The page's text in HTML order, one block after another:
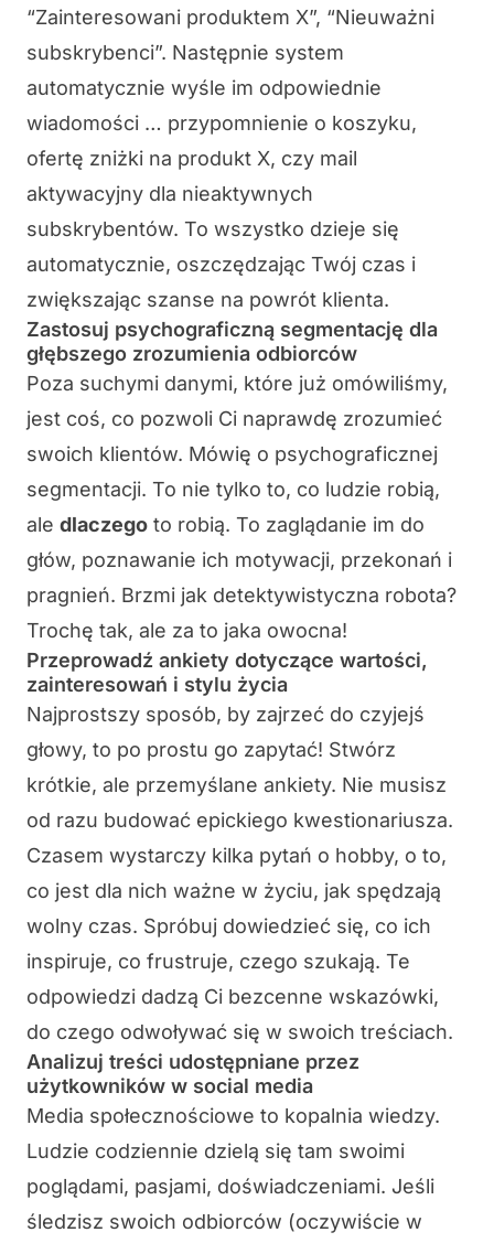
“Zainteresowani produktem X”, “Nieuważni
subskrybenci”. Następnie system
automatycznie wyśle im odpowiednie
wiadomości … przypomnienie o koszyku,
ofertę zniżki na produkt X, czy mail
aktywacyjny dla nieaktywnych
subskrybentów. To wszystko dzieje się
automatycznie, oszczędzając Twój czas i
zwiększając szanse na powrót klienta.
Zastosuj psychograficzną segmentację dla
głębszego zrozumienia odbiorców
Poza suchymi danymi, które już omówiliśmy,
jest coś, co pozwoli Ci naprawdę zrozumieć
swoich klientów. Mówię o psychograficznej
segmentacji. To nie tylko to, co ludzie robią,
ale dlaczego to robią. To zaglądanie im do
głów, poznawanie ich motywacji, przekonań i
pragnień. Brzmi jak detektywistyczna robota?
Trochę tak, ale za to jaka owocna!
Przeprowadź ankiety dotyczące wartości,
zainteresowań i stylu życia
Najprostszy sposób, by zajrzeć do czyjejś
głowy, to po prostu go zapytać! Stwórz
krótkie, ale przemyślane ankiety. Nie musisz
od razu budować epickiego kwestionariusza.
Czasem wystarczy kilka pytań o hobby, o to,
co jest dla nich ważne w życiu, jak spędzają
wolny czas. Spróbuj dowiedzieć się, co ich
inspiruje, co frustruje, czego szukają. Te
odpowiedzi dadzą Ci bezcenne wskazówki,
do czego odwoływać się w swoich treściach.
Analizuj treści udostępniane przez
użytkowników w social media
Media społecznościowe to kopalnia wiedzy.
Ludzie codziennie dzielą się tam swoimi
poglądami, pasjami, doświadczeniami. Jeśli
śledzisz swoich odbiorców (oczywiście w